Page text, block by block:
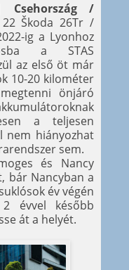
Csehország /
22 Škoda 26Tr /
ig a Lyonhoz
a STAS
az első öt már
10-20 kilométer
önjáró
a teljesen
nem hiányozhat
sem.
és Nancy
bár Nancyban a
év végén
évvel később
át a helyét.